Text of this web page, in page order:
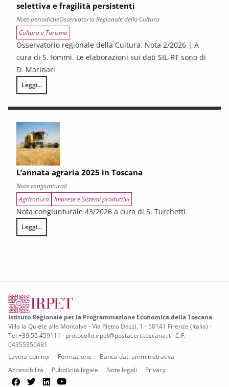
selettiva e fragilità persistenti
Note periodicheOsservatorio Regionale della Cultura
Cultura e Turismo
Osservatorio regionale della Cultura. Nota 2/2026 | A
cura di S. Iommi. Le elaborazioni sui dati SIL-RT sono di
D. Marinari
Leggi...
LA CONGIUNTURA DEI SETTORI CULTURALI. Ripresa selettiva e
L’annata agraria 2025 in Toscana
Note congiunturali
Agricoltura Imprese e Sistemi produttivi
Nota congiunturale 43/2026 a cura di S. Turchetti
Leggi...
L’annata agraria 2025 in Toscana
Istituto Regionale per la Programmazione Economica della Toscana
Villa la Quiete alle Montalve - Via Pietro Dazzi, 1 - 50141 Firenze (Italia) ·
Tel +39 55 459111 · protocollo.irpet@postacert.toscana.it · C.F.
04355350481
Lavora con noi
Formazione
Banca dati amministrativa
Accessibilità
Pubblicità legale Note legali Privacy
Facebook
TwitterLinkedIn